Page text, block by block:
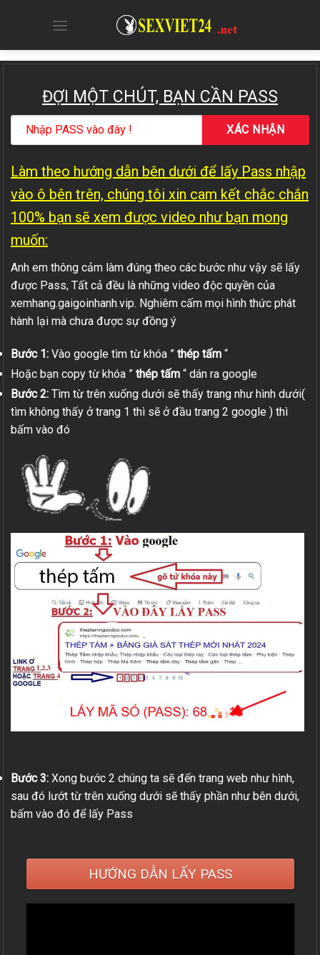
ĐỢI MỘT CHÚT, BẠN CẦN PASS
Làm theo hướng dẫn bên dưới để lấy Pass nhập
vào ô bên trên, chúng tôi xin cam kết chắc chắn
100% bạn sẽ xem được video như bạn mong
muốn:
Anh em thông cảm làm đúng theo các bước như vậy sẽ lấy
được Pass, Tất cả đều là những video độc quyền của
xemhang.gaigoinhanh.vip. Nghiêm cấm mọi hình thức phát
hành lại mà chưa được sự đồng ý
Bước 1: Vào google tìm từ khóa ” thép tấm “
Hoặc bạn copy từ khóa ” thép tấm “ dán ra google
Bước 2: Tìm từ trên xuống dưới sẽ thấy trang như hình dưới(
tìm không thấy ở trang 1 thì sẽ ở đầu trang 2 google ) thì
bấm vào đó
Bước 3: Xong bước 2 chúng ta sẽ đến trang web như hình,
sau đó lướt từ trên xuống dưới sẽ thấy phần như bên dưới,
bấm vào đó để lấy Pass
HƯỚNG DẪN LẤY PASS